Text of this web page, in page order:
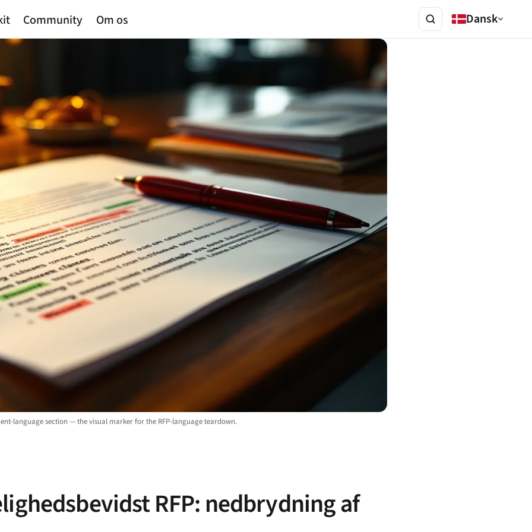
Community Om os Dansk
language section — the visual marker for the RFP-language teardown.
RFP: nedbrydning af